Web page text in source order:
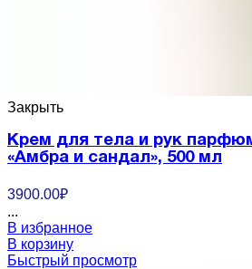
Закрыть
Крем для тела и рук
«Амбра и сандал», 500 мл
3900.00₽
...
В избранное
В корзину
Быстрый просмотр